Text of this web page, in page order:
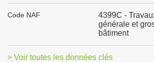
Code NAF
4399C -
générale et
bâtiment
> Voir toutes les données clés